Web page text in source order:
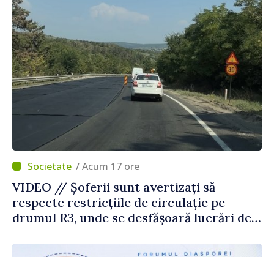
/ Acum 17 ore
VIDEO // Șoferii sunt avertizați să
respecte restricțiile de circulație pe
drumul R3, unde se desfășoară lucrări de